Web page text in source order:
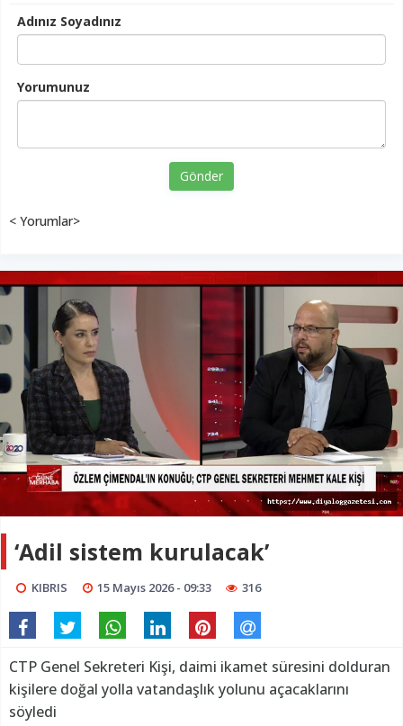
Adınız Soyadınız
Yorumunuz
Gönder
< Yorumlar>
‘Adil sistem kurulacak’
KIBRIS 15 Mayıs 2026 - 09:33 316
CTP Genel Sekreteri Kişi, daimi ikamet süresini dolduran
kişilere doğal yolla vatandaşlık yolunu açacaklarını
söyledi